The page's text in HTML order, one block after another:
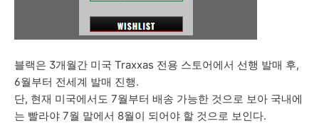
블랙은 3개월간 미국 Traxxas 전용 스토어에서 선행 발매 후,
6월부터 전세계 발매 진행.
단, 현재 미국에서도 7월부터 배송 가능한 것으로 보아 국내에
는 빨라야 7월 말에서 8월이 되어야 할 것으로 보인다.